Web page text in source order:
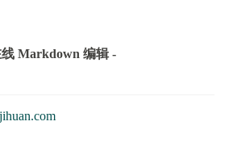
Markdown 编辑 -